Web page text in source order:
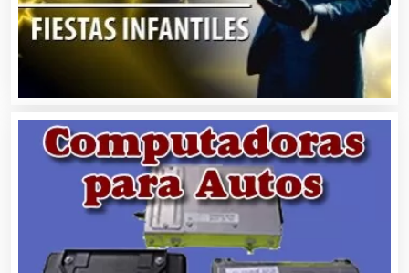
Aluminio
Análisis Clínicos
Análisis de Aguas